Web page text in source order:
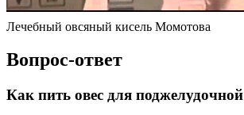
Лечебный овсяный кисель Момотова
Вопрос-ответ
Как пить овес для